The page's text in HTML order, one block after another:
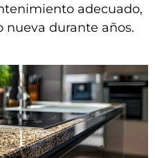
adecuado,
durante años.